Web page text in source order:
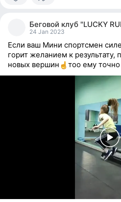
24 Jan 2023
Если ваш Мини спортсмен
горит желанием к
новых вершин
тоо ему